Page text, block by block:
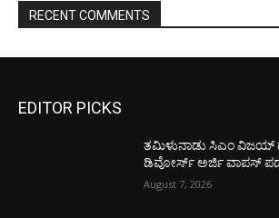
RECENT COMMENTS
EDITOR PICKS
ತಮಿಳುನಾಡು ಸಿಎಂ ವಿಜಯ್‌
ಡಿವೋರ್ಸ್‌ ಅರ್ಜಿ ವಾಪಸ್‌
August 7, 2026